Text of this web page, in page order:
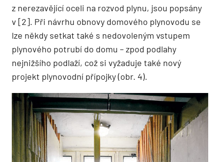
z nerezavějící oceli na rozvod plynu, jsou popsány
v [2]. Při návrhu obnovy domového plynovodu se
lze někdy setkat také s nedovoleným vstupem
plynového potrubí do domu – zpod podlahy
nejnižšího podlaží, což si vyžaduje také nový
projekt plynovodní přípojky (obr. 4).